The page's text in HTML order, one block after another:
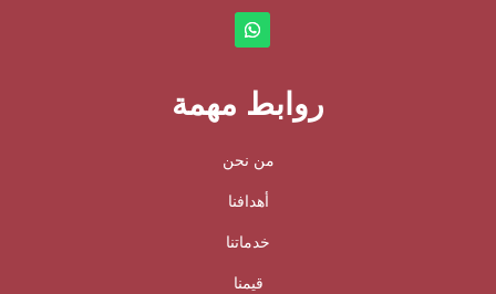
روابط مهمة
من نحن
أهدافنا
خدماتنا
قيمنا